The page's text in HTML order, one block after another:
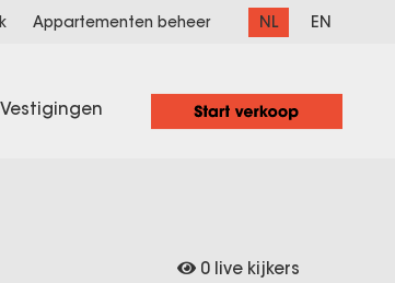
Appartementen beheer NL EN
Vestigingen
0 live kijkers